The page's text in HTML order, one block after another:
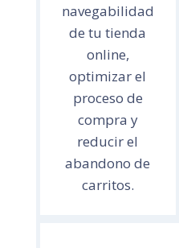
navegabilidad
de tu tienda
online,
optimizar el
proceso de
compra y
reducir el
abandono de
carritos.